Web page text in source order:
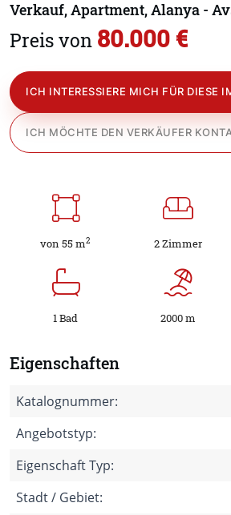
Verkauf, Apartment, Alanya -
Preis von 80.000 €
ICH INTERESSIERE MICH FÜR DIESE
ICH MÖCHTE DEN VERKÄUFER
von 55 m2 2 Zimmer
1 Bad 2000 m
Eigenschaften
Katalognummer:
Angebotstyp:
Eigenschaft Typ:
Stadt / Gebiet: